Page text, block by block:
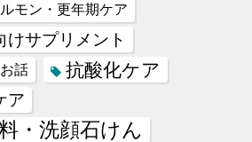
モン・更年期ケア
けサプリメント
話 抗酸化ケア
ア
・洗顔石けん